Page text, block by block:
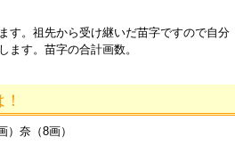
す。祖先から受け継いだ苗字ですので自分
ます。苗字の合計画数。
奈（8画）